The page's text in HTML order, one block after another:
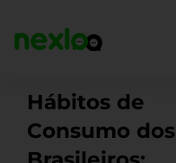
para
Hábitos de
Consumo dos